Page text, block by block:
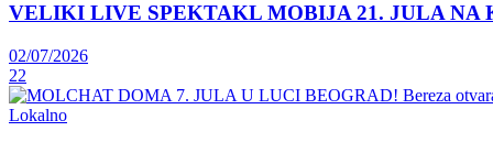
VELIKI LIVE SPEKTAKL MOBIJA 21. JULA NA
02/07/2026
22
Lokalno